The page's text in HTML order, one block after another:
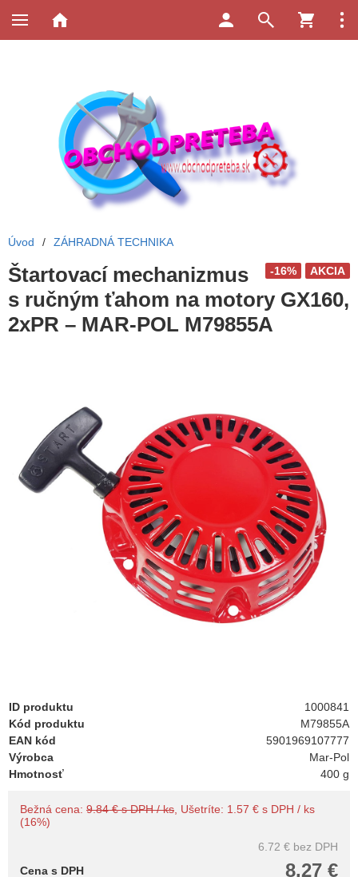
Úvod / ZÁHRADNÁ TECHNIKA
AKCIA
-16%
Štartovací mechanizmus
s ručným ťahom na motory GX160,
2xPR – MAR-POL M79855A
ID produktu
1000841
Kód produktu
M79855A
EAN kód
5901969107777
Výrobca
Mar-Pol
Hmotnosť
400 g
Bežná cena: 9.84 € s DPH / ks , Ušetríte: 1.57 € s DPH / ks
(16%)
6.72 € bez DPH
8.27 €
Cena s DPH